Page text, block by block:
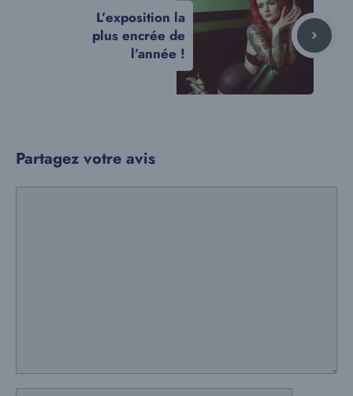
L’exposition la
plus encrée de
l’année !
Partagez votre avis